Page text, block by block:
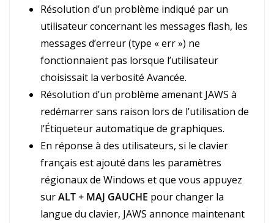
Résolution d’un problème indiqué par un
utilisateur concernant les messages flash, les
messages d’erreur (type « err ») ne
fonctionnaient pas lorsque l’utilisateur
choisissait la verbosité Avancée.
Résolution d’un problème amenant JAWS à
redémarrer sans raison lors de l’utilisation de
l’Étiqueteur automatique de graphiques.
En réponse à des utilisateurs, si le clavier
français est ajouté dans les paramètres
régionaux de Windows et que vous appuyez
surALT + MAJ GAUCHE pour changer la
langue du clavier, JAWS annonce maintenant